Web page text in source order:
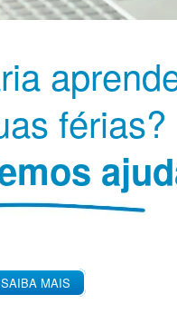
férias?
SAIBA MAIS